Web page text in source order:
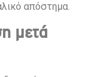
απόστημα.
μετά